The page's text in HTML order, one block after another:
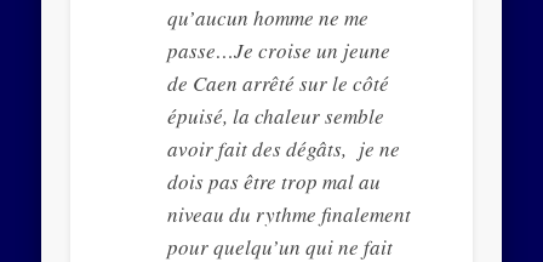
qu’aucun homme ne me
passe…Je croise un jeune
de Caen arrêté sur le côté
épuisé, la chaleur semble
avoir fait des dégâts, je ne
dois pas être trop mal au
niveau du rythme finalement
pour quelqu’un qui ne fait